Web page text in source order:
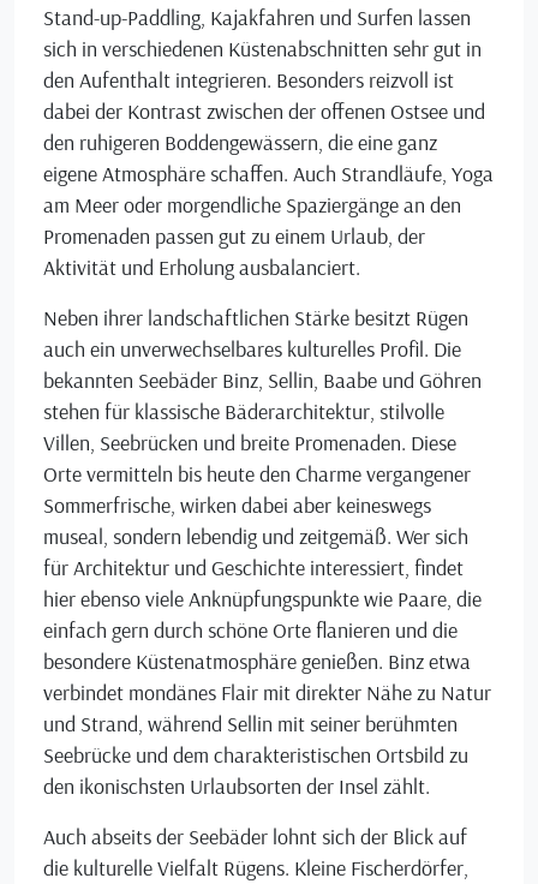
Stand-up-Paddling, Kajakfahren und Surfen lassen
sich in verschiedenen Küstenabschnitten sehr gut in
den Aufenthalt integrieren. Besonders reizvoll ist
dabei der Kontrast zwischen der offenen Ostsee und
den ruhigeren Boddengewässern, die eine ganz
eigene Atmosphäre schaffen. Auch Strandläufe, Yoga
am Meer oder morgendliche Spaziergänge an den
Promenaden passen gut zu einem Urlaub, der
Aktivität und Erholung ausbalanciert.
Neben ihrer landschaftlichen Stärke besitzt Rügen
auch ein unverwechselbares kulturelles Profil. Die
bekannten Seebäder Binz, Sellin, Baabe und Göhren
stehen für klassische Bäderarchitektur, stilvolle
Villen, Seebrücken und breite Promenaden. Diese
Orte vermitteln bis heute den Charme vergangener
Sommerfrische, wirken dabei aber keineswegs
museal, sondern lebendig und zeitgemäß. Wer sich
für Architektur und Geschichte interessiert, findet
hier ebenso viele Anknüpfungspunkte wie Paare, die
einfach gern durch schöne Orte flanieren und die
besondere Küstenatmosphäre genießen. Binz etwa
verbindet mondänes Flair mit direkter Nähe zu Natur
und Strand, während Sellin mit seiner berühmten
Seebrücke und dem charakteristischen Ortsbild zu
den ikonischsten Urlaubsorten der Insel zählt.
Auch abseits der Seebäder lohnt sich der Blick auf
die kulturelle Vielfalt Rügens. Kleine Fischerdörfer,